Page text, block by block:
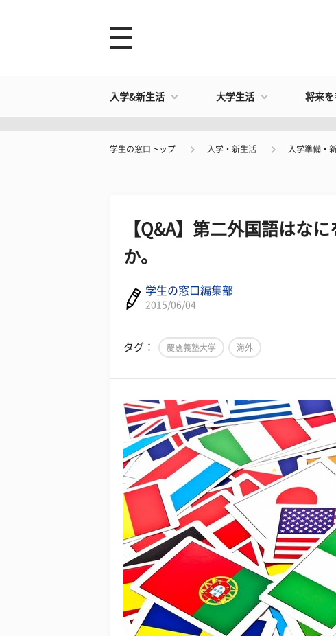
入学&新生活 大学生活 将来を
学生の窓口トップ 入学・新生活 入学準備・
【Q&A】第二外国語はな
か。
学生の窓口編集部
2015/06/04
タグ： 慶應義塾大学 海外